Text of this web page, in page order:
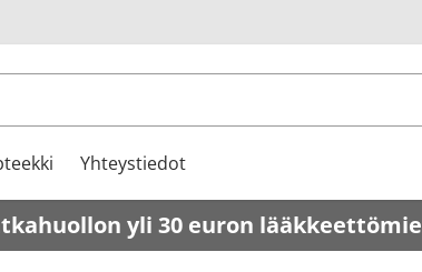
Yhteystiedot
yli 30 euron